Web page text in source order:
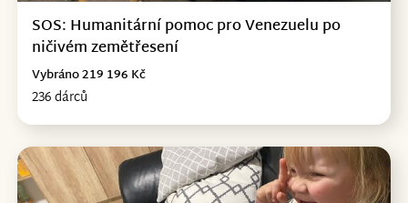
SOS: Humanitární pomoc pro Venezuelu po
ničivém zemětřesení
236 dárců
Vybráno 219 196 Kč